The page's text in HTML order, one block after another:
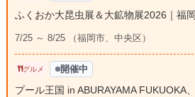
ふくおか大昆虫展＆大鉱物展2026｜福
7/25 ～ 8/25 （福岡市、中央区）
グルメ 開催中
プール王国 in ABURAYAMA FUKUOKA